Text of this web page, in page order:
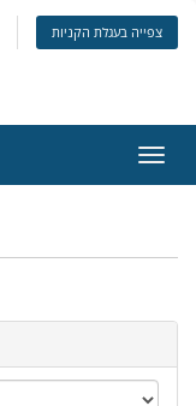
צפייה בעגלת הקניות
ניווט